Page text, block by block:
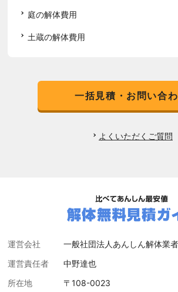
庭の解体費用
土蔵の解体費用
一括見積・お問い合
よくいただくご質問
運営会社
一般社団法人あんしん解体業
運営責任者
中野達也
所在地
〒108-0023